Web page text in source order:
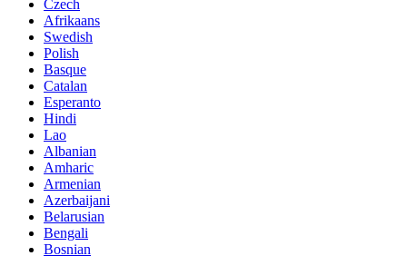
Czech
Afrikaans
Swedish
Polish
Basque
Catalan
Esperanto
Hindi
Lao
Albanian
Amharic
Armenian
Azerbaijani
Belarusian
Bengali
Bosnian